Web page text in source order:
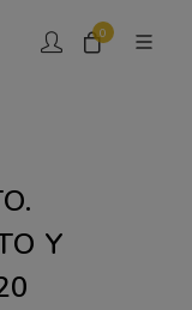
0
Y